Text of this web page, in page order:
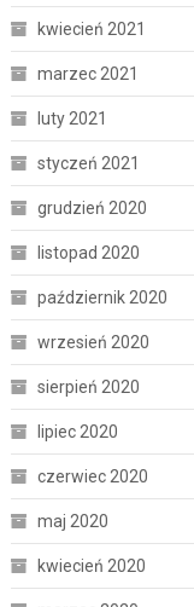
kwiecień 2021
marzec 2021
luty 2021
styczeń 2021
grudzień 2020
listopad 2020
październik 2020
wrzesień 2020
sierpień 2020
lipiec 2020
czerwiec 2020
maj 2020
kwiecień 2020